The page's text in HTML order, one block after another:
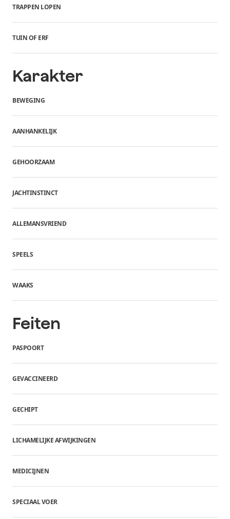
TRAPPEN LOPEN
TUIN OF ERF
Karakter
BEWEGING
AANHANKELIJK
GEHOORZAAM
JACHTINSTINCT
ALLEMANSVRIEND
SPEELS
WAAKS
Feiten
PASPOORT
GEVACCINEERD
GECHIPT
LICHAMELIJKE AFWIJKINGEN
MEDICIJNEN
SPECIAAL VOER